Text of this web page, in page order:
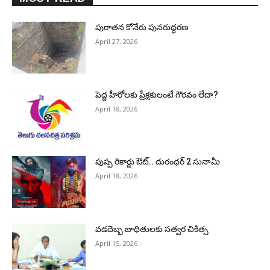
పురాత‌న కోనేరు పున‌రుద్ధ‌ర‌ణ
April 27, 2026
పెద్ద హీరోల‌కు ప్రేక్ష‌కులంటే గౌర‌వం లేదా?
April 18, 2026
పుష్ప రికార్డు ఔట్‌.. దురంధ‌ర్ 2 సునామీ
April 18, 2026
వడదెబ్బ బాధితులకు సత్వర చికిత్స
April 15, 2026